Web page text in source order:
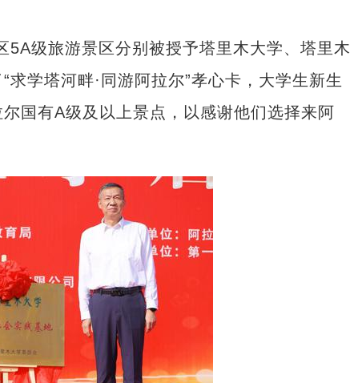
5A级旅游景区分别被授予塔里木大学、塔里木
学塔河畔·同游阿拉尔”孝心卡，大学生新生
国有A级及以上景点，以感谢他们选择来阿